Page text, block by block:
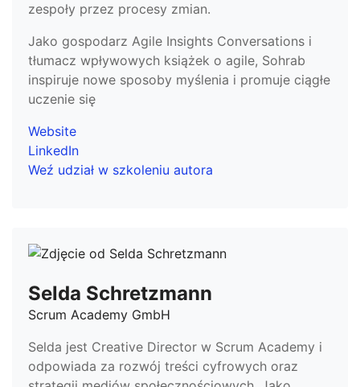
zespoły przez procesy zmian.
Jako gospodarz Agile Insights Conversations i
tłumacz wpływowych książek o agile, Sohrab
inspiruje nowe sposoby myślenia i promuje ciągłe
uczenie się
Website
LinkedIn
Weź udział w szkoleniu autora
Selda Schretzmann
Scrum Academy GmbH
Selda jest Creative Director w Scrum Academy i
odpowiada za rozwój treści cyfrowych oraz